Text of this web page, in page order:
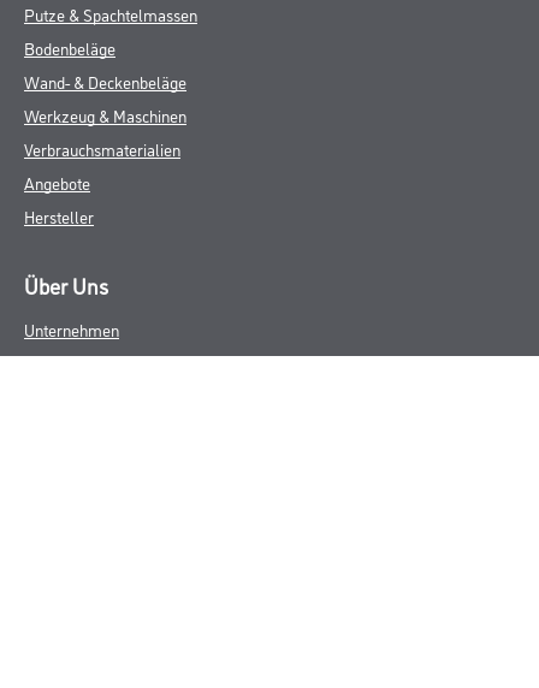
Putze & Spachtelmassen
Bodenbeläge
Wand- & Deckenbeläge
Werkzeug & Maschinen
Verbrauchsmaterialien
Angebote
Hersteller
Über Uns
Unternehmen
Aktuelles